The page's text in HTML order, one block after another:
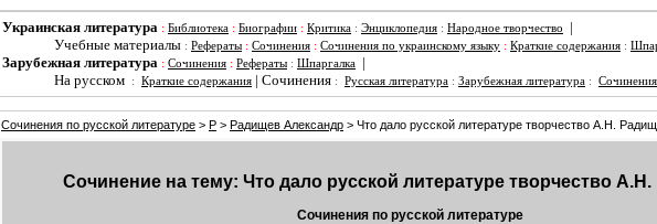
Украинская литература : Библиотека : Биографии : Критика : Энциклопедия : Народное творчество
|
Учебные материалы : Рефераты : Сочинения : Сочинения по украинскому языку : Краткие содержания :
Зарубежная литература : Сочинения : Рефераты : Шпаргалка
|
На русском
: Краткие содержания | Сочинения : Русская литература : Зарубежная литература :
Сочинения по русской литературе > Р > Радищев Александр > Что дало русской литературе творчество А.Н.
Сочинение на тему: Что дало русской литературе творчество
Сочинения по русской литературе